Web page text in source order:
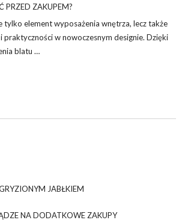
PRZED ZAKUPEM?
tylko element wyposażenia wnętrza, lecz także
praktyczności w nowoczesnym designie. Dzięki
blatu …
JABŁKIEM
NA DODATKOWE ZAKUPY